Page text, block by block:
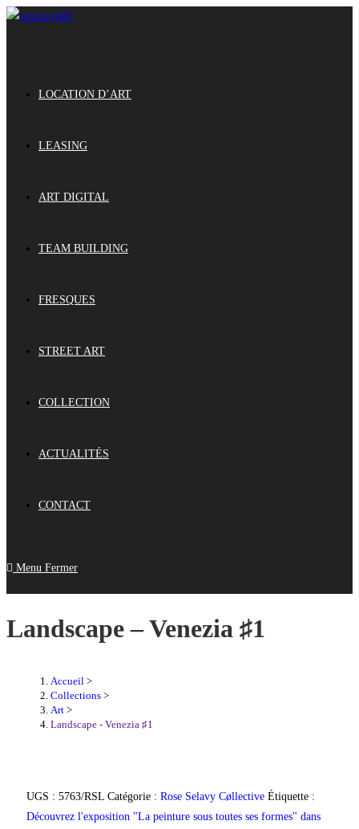
LOCATION D’ART
LEASING
ART DIGITAL
TEAM BUILDING
FRESQUES
STREET ART
COLLECTION
ACTUALITÉS
CONTACT
Menu Fermer
Landscape – Venezia ♯1
Accueil >
Collections >
Art >
Landscape - Venezia ♯1
UGS : 5763/RSL Catégorie : Rose Selavy Cøllective Étiquette :
Découvrez l'exposition "La peinture sous toutes ses formes" dans